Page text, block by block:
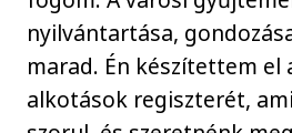
nyilvántartása,
marad. Én készítettem el
alkotások regiszterét,